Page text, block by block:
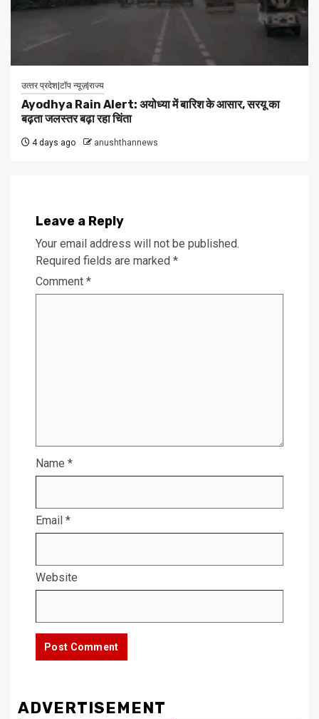
उत्‍तर प्रदेश|टॉप न्यूज़|राज्य
Ayodhya Rain Alert: अयोध्या में बारिश के आसार, सरयू का
बढ़ता जलस्तर बढ़ा रहा चिंता
4 days ago anushthannews
Leave a Reply
Your email address will not be published.
Required fields are marked *
Comment *
Name *
Email *
Website
ADVERTISEMENT